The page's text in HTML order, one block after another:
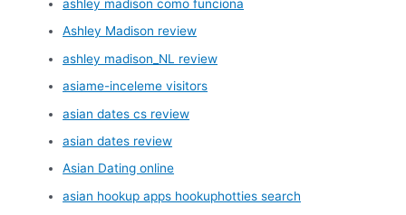
ashley madison como funciona
Ashley Madison review
ashley madison_NL review
asiame-inceleme visitors
asian dates cs review
asian dates review
Asian Dating online
asian hookup apps hookuphotties search